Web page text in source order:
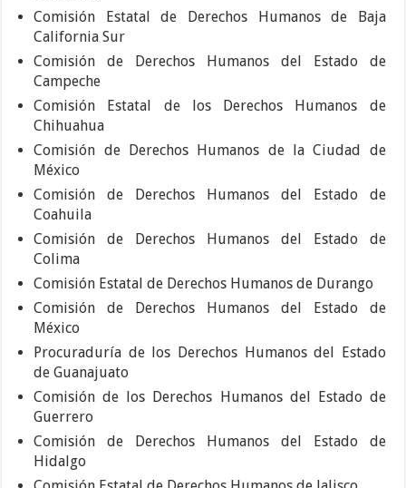
Comisión Estatal de Derechos Humanos de Baja
California Sur
Comisión de Derechos Humanos del Estado de
Campeche
Comisión Estatal de los Derechos Humanos de
Chihuahua
Comisión de Derechos Humanos de la Ciudad de
México
Comisión de Derechos Humanos del Estado de
Coahuila
Comisión de Derechos Humanos del Estado de
Colima
Comisión Estatal de Derechos Humanos de Durango
Comisión de Derechos Humanos del Estado de
México
Procuraduría de los Derechos Humanos del Estado
de Guanajuato
Comisión de los Derechos Humanos del Estado de
Guerrero
Comisión de Derechos Humanos del Estado de
Hidalgo